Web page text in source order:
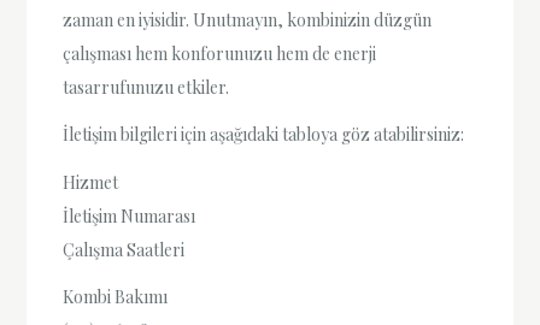
zaman en iyisidir. Unutmayın, kombinizin düzgün
çalışması hem konforunuzu hem de enerji
tasarrufunuzu etkiler.
İletişim bilgileri için aşağıdaki tabloya göz atabilirsiniz:
Hizmet
İletişim Numarası
Çalışma Saatleri
Kombi Bakımı